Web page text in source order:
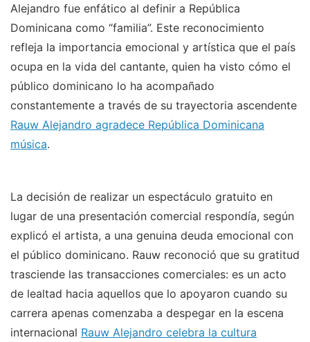
Alejandro fue enfático al definir a República
Dominicana como “familia”. Este reconocimiento
refleja la importancia emocional y artística que el país
ocupa en la vida del cantante, quien ha visto cómo el
público dominicano lo ha acompañado
constantemente a través de su trayectoria ascendente
Rauw Alejandro agradece República Dominicana
música.
La decisión de realizar un espectáculo gratuito en
lugar de una presentación comercial respondía, según
explicó el artista, a una genuina deuda emocional con
el público dominicano. Rauw reconoció que su gratitud
trasciende las transacciones comerciales: es un acto
de lealtad hacia aquellos que lo apoyaron cuando su
carrera apenas comenzaba a despegar en la escena
internacional Rauw Alejandro celebra la cultura